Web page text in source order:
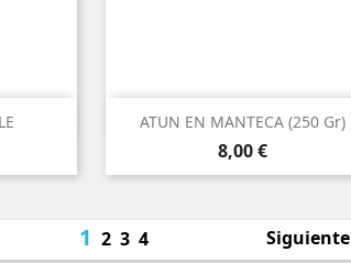
ATUN EN MANTECA (250 Gr)
Precio
8,00 €
 Vista rápida
1234 Siguiente